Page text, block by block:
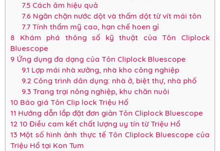
7.5Cách âm hiệu quả
7.6 Ngăn chặn nước dột và thấm dột từ vít mái tôn
7.7Tính thẩm mỹ cao, hạn chế hoen gỉ
8 Khám phá thông số kỹ thuật của Tôn Cliplock
Bluescope
9 Ứng dụng đa dạng của Tôn Cliplock Bluescope
9.1 Lợp mái nhà xưởng, nhà kho công nghiệp
9.2 Công trình dân dụng: nhà ở, biệt thự, nhà phố
9.3Trang trại nông nghiệp, khu chăn nuôi
10 Báo giá Tôn Clip lock Triệu Hổ
11 Hướng dẫn lắp đặt đơn giản Tôn Cliplock Bluescope
12 10 Điều cam kết chất lượng uy tín từ Triệu Hổ
13 Một số hình ảnh thực tế Tôn Cliplock Bluescope của
Triệu Hổ tại Kon Tum